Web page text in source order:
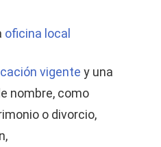
oficina local
vigente y una
nombre, como
o divorcio,